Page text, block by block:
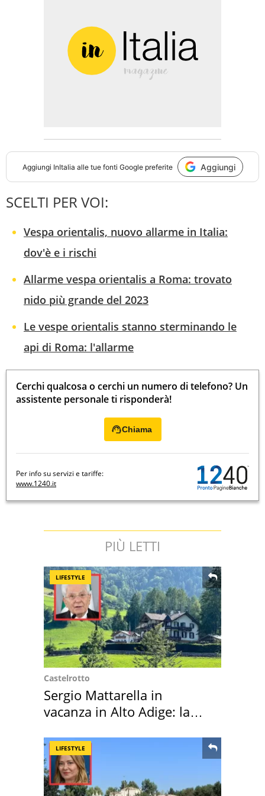
Aggiungi InItalia alle tue fonti Google preferite Aggiungi
SCELTI PER VOI:
Vespa orientalis, nuovo allarme in Italia:
dov'è e i rischi
Allarme vespa orientalis a Roma: trovato
nido più grande del 2023
Le vespe orientalis stanno sterminando le
api di Roma: l'allarme
Cerchi qualcosa o cerchi un numero di telefono? Un
assistente personale ti risponderà!
Chiama
Per info su servizi e tariffe:
www.1240.it
PIÙ LETTI
LIFESTYLE
Castelrotto
Sergio Mattarella in
vacanza in Alto Adige: la
LIFESTYLE